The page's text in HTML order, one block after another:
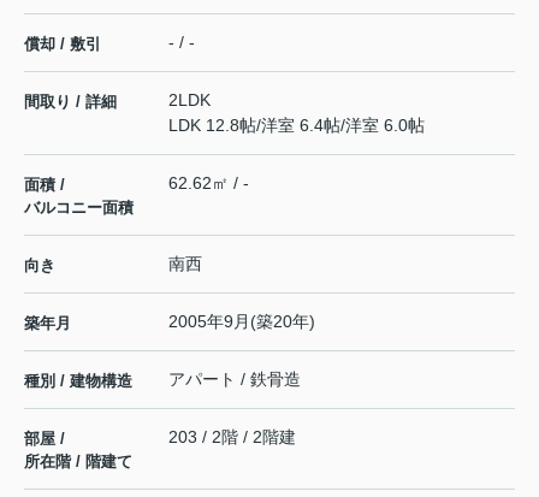
償却 / 敷引 - / -
間取り / 詳細
2LDK
LDK 12.8帖/洋室 6.4帖/洋室 6.0帖
面積 /
バルコニー面積
62.62㎡ / -
向き 南西
築年月 2005年9月(築20年)
種別 / 建物構造 アパート / 鉄骨造
部屋 /
所在階 / 階建て
203 / 2階 / 2階建